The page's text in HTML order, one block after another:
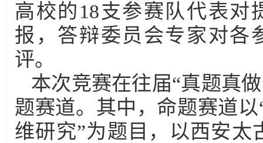
高校的18支参赛队代表对
报，答辩委员会专家对各
评。
本次竞赛在往届“真题真
题赛道。其中，命题赛道
维研究”为题目，以西安太